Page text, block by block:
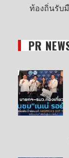
ท้องถิ่นรับ
PR